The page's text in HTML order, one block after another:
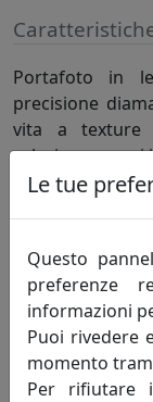
Portafoto in
precisione
vita a texture
valorizzare ogni
produttive.
Le tue
Questo
preferenze
informazioni
Puoi rivedere
momento
Per rifiutare